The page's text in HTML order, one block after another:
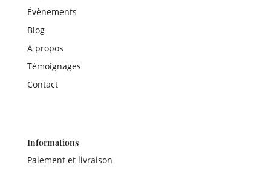
Évènements
Blog
A propos
Témoignages
Contact
Informations
Paiement et livraison